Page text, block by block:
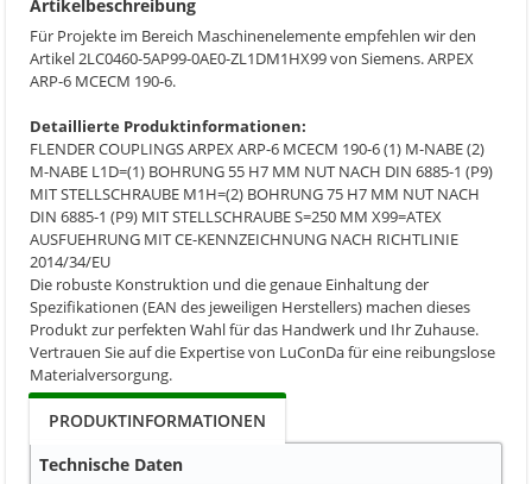
Artikelbeschreibung
Für Projekte im Bereich Maschinenelemente empfehlen wir den
Artikel 2LC0460-5AP99-0AE0-ZL1DM1HX99 von Siemens. ARPEX
ARP-6 MCECM 190-6.
Detaillierte Produktinformationen:
FLENDER COUPLINGS ARPEX ARP-6 MCECM 190-6 (1) M-NABE (2)
M-NABE L1D=(1) BOHRUNG 55 H7 MM NUT NACH DIN 6885-1 (P9)
MIT STELLSCHRAUBE M1H=(2) BOHRUNG 75 H7 MM NUT NACH
DIN 6885-1 (P9) MIT STELLSCHRAUBE S=250 MM X99=ATEX
AUSFUEHRUNG MIT CE-KENNZEICHNUNG NACH RICHTLINIE
2014/34/EU
Die robuste Konstruktion und die genaue Einhaltung der
Spezifikationen (EAN des jeweiligen Herstellers) machen dieses
Produkt zur perfekten Wahl für das Handwerk und Ihr Zuhause.
Vertrauen Sie auf die Expertise von LuConDa für eine reibungslose
Materialversorgung.
PRODUKTINFORMATIONEN
Technische Daten